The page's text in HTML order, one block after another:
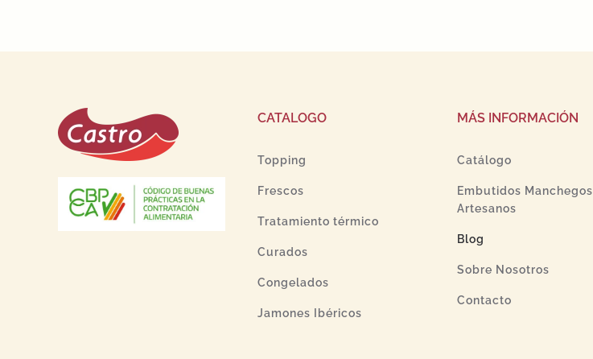
CATALOGO
Topping
Frescos
Tratamiento térmico
Curados
Congelados
Jamones Ibéricos
MÁS INFORMACIÓN
Catálogo
Embutidos Manchegos
Artesanos
Blog
Sobre Nosotros
Contacto